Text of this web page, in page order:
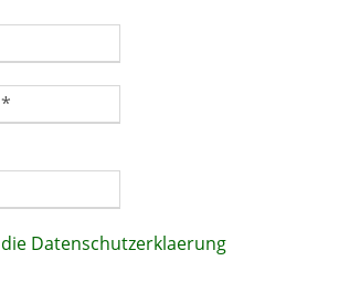
Datenschutzerklaerung